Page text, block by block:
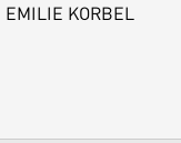
EMILIE KORBEL